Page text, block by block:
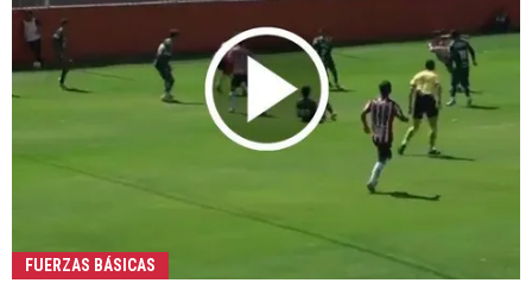
FUERZAS BÁSICAS